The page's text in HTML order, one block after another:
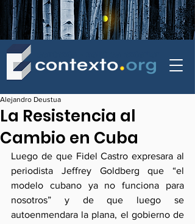
La Resistencia al
Cambio en Cuba
Alejandro Deustua
Luego de que Fidel Castro expresara al
periodista Jeffrey Goldberg que “el
modelo cubano ya no funciona para
nosotros” y de que luego se
autoenmendara la plana, el gobierno de